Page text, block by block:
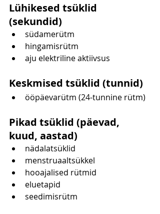
Lühikesed tsüklid
(sekundid)
südamerütm
hingamisrütm
aju elektriline aktiivsus
Keskmised tsüklid (tunnid)
ööpäevarütm (24-tunnine rütm)
Pikad tsüklid (päevad,
kuud, aastad)
nädalatsüklid
menstruaaltsükkel
hooajalised rütmid
eluetapid
seedimisrütm